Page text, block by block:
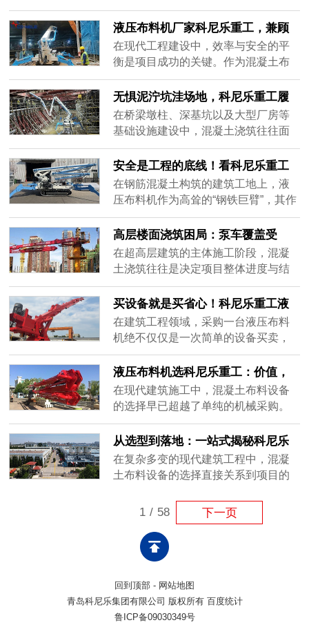
布料设备最合适？答案是——船载式
液压布料机。作为专为水域工况研发
的混凝......
着从传统人工向机械化的深刻变革。
面对日益复杂的施工环境与多样化的
工况需求，单一的设备形态已难以满
足所有项目的期待。作为深耕混凝土
工始终将工艺研发作为企业发展的核
心引擎，依托深厚的技术积淀，精准
破解各......
液压布料机厂家科尼乐重工，兼顾
设备品质与项目定制化需求
在现代工程建设中，效率与安全的平
衡是项目成功的关键。作为混凝土布
料领域的专业制造商，科尼乐重工始
终聚焦布料技术的研发与创新，致力
于为全球客户提供高效、可靠、适配
性强的系统化解决方案。我们深知，
逻辑，因此，科尼乐重工坚持从源头
把控质量，以场景化定制为核心，深
入分析......
无惧泥泞坑洼场地，科尼乐重工履
带式液压布料机高效浇筑解决方案
在桥梁墩柱、深基坑以及大型厂房等
基础设施建设中，混凝土浇筑往往面
临着严峻的地面环境考验。传统的轮
式设备在未硬化的泥泞、碎石或坑洼
路面上寸步难行，频繁陷入瘫痪；而
依赖人工拖拽泵管不仅耗时耗力，还
工程进度。面对这一复杂工况痛点，
科尼乐重工履带式液压布料机凭借卓
越的底......
安全是工程的底线！看科尼乐重工
液压布料机如何用冗余设计护航施
工
在钢筋混凝土构筑的建筑工地上，液
压布料机作为高耸的“钢铁巨臂”，其作
业安全始终是项目管理的重中之重。
面对高空作业、重载输送以及复杂多
变的现场环境，任何微小的机械隐患
都可能引发连锁反应。科尼乐重工深
的研发制造中，将安全冗余设计融入
到了机身结构与出厂标准的每一个......
高层楼面浇筑困局：泵车覆盖受
限，液压布料机提供全新施工思路
在超高层建筑的主体施工阶段，混凝
土浇筑往往是决定项目整体进度与结
构质量的核心环节。然而，随着楼层
的不断攀升，传统的泵车作业模式正
面临着严峻的物理瓶颈。泵车臂架长
度受限，面对超高层建筑的边缘区域
得不退回低效的人工拖管阶段。此
外，泵车庞大的底盘对施工现场的空
间要......
买设备就是买省心！科尼乐重工液
压布料机，从选型到落地，一站式
定制不踩坑。
在建筑工程领域，采购一台液压布料
机绝不仅仅是一次简单的设备买卖，
更是对未来几个月甚至几年施工节奏
的提前布局。许多施工单位在选型
时，往往只关注设备的价格和基础参
数，却忽略了实际工况的复杂性与后
后“水土不服”，频繁故障严重拖累工程
进度。科尼乐重工深知工程人的痛
点，提......
液压布料机选科尼乐重工：价值，
远不止于设备本身！
在现代建筑施工中，混凝土布料设备
的选择早已超越了单纯的机械采购。
它关乎着整个项目的施工节奏、质量
把控以及综合成本控制。科尼乐重工
作为深耕建设机械领域的实体制造企
业，始终认为一台优秀的布料机，其
整个施工系统高效运转的可靠支点。
全周期考量，重塑综合成本优势一台
布料机......
从选型到落地：一站式揭秘科尼乐
重工液压布料机的定制化施工全流
程
在复杂多变的现代建筑工程中，混凝
土布料设备的选择直接关系到项目的
与施工节奏，盲目套用标准设备往往
难以达到预期效果。科尼乐重工摒弃
了“标准化通配”的老路，以场景化定制
为核心，打造了一站式全流程服务，
况。精准工况分析，科学定制设备选
型......
1 / 58 下一页
回到顶部 - 网站地图
青岛科尼乐集团有限公司 版权所有 百度统计
鲁ICP备09030349号